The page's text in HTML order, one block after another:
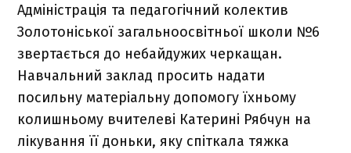
Адміністрація та педагогічний колектив
Золотоніської загальноосвітньої школи №6
звертається до небайдужих черкащан.
Навчальний заклад просить надати
посильну матеріальну допомогу їхньому
колишньому вчителеві Катерині Рябчун на
лікування її доньки, яку спіткала тяжка